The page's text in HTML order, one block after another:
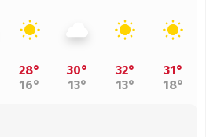
28°
16°
30°
13°
32°
13°
31°
18°